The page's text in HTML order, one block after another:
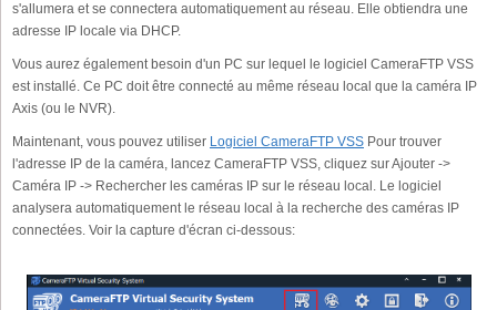
s'allumera et se connectera automatiquement au réseau. Elle obtiendra une
adresse IP locale via DHCP.
Vous aurez également besoin d'un PC sur lequel le logiciel CameraFTP VSS
est installé. Ce PC doit être connecté au même réseau local que la caméra IP
Axis (ou le NVR).
Maintenant, vous pouvez utiliser Logiciel CameraFTP VSS Pour trouver
l'adresse IP de la caméra, lancez CameraFTP VSS, cliquez sur Ajouter ->
Caméra IP -> Rechercher les caméras IP sur le réseau local. Le logiciel
analysera automatiquement le réseau local à la recherche des caméras IP
connectées. Voir la capture d'écran ci-dessous: